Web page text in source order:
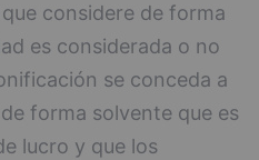
considere de forma
es considerada o no
se conceda a
forma solvente que es
lucro y que los